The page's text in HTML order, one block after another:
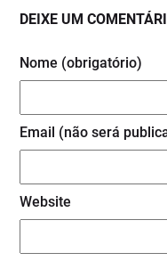
DEIXE UM
Nome (obrigatório)
Email (não será
Website